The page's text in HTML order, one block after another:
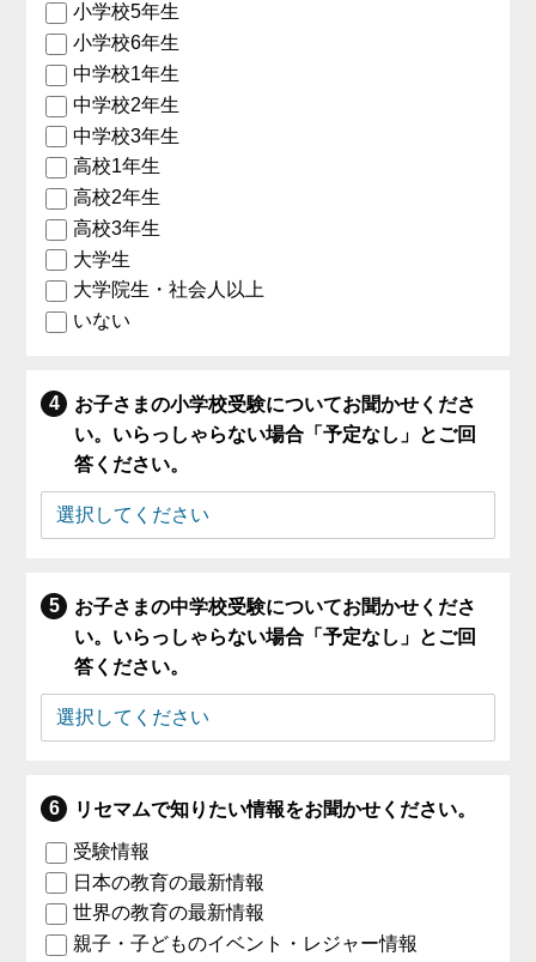
小学校5年生
小学校6年生
中学校1年生
中学校2年生
中学校3年生
高校1年生
高校2年生
高校3年生
大学生
大学院生・社会人以上
いない
お子さまの小学校受験についてお聞かせくださ
い。いらっしゃらない場合「予定なし」とご回
答ください。
お子さまの中学校受験についてお聞かせくださ
い。いらっしゃらない場合「予定なし」とご回
答ください。
リセマムで知りたい情報をお聞かせください。
受験情報
日本の教育の最新情報
世界の教育の最新情報
親子・子どものイベント・レジャー情報